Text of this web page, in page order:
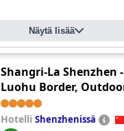
Näytä lisää
Shangri-La Shenzhen
Luohu Border,
Pool (Shangri-La
Hotelli Shenzhenissä